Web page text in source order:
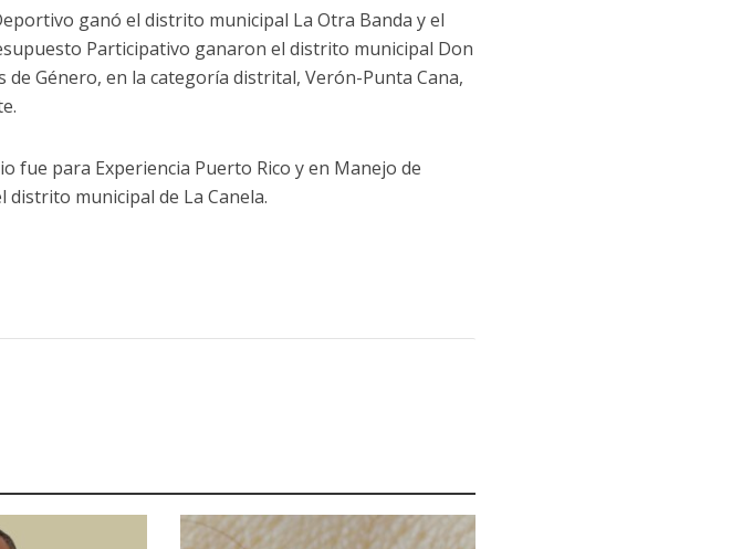
ganó el distrito municipal La Otra Banda y el
Participativo ganaron el distrito municipal Don
de Género, en la categoría distrital, Verón-Punta Cana,
fue para Experiencia Puerto Rico y en Manejo de
distrito municipal de La Canela.